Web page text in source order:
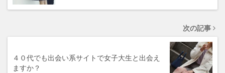
次の記事
４０代でも出会い系サイトで女子大生と出会え
ますか？